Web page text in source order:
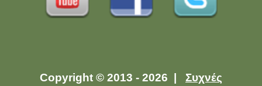
Copyright © 2013 - 2026 | Συχνές